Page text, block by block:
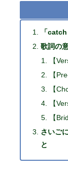
「
歌詞の
【
【
【
【
【
さいご
と